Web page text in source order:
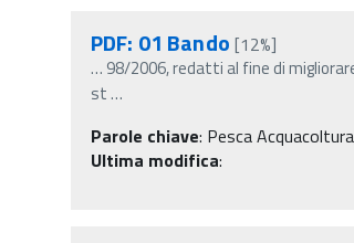
PDF: 01 Bando [12%]
… 98/2006, redatti al fine di
st…
Parole chiave: Pesca
Ultima modifica: